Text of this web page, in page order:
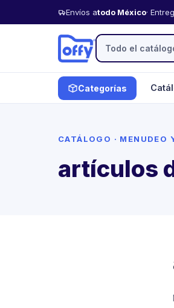
Envíos atodo México·
Todo el
Categorías
CATÁLOGO · MENUDEO
artículos